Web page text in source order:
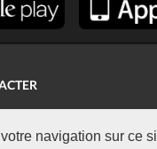
navigation sur ce